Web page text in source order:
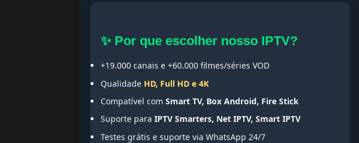
✨ Por que escolher nosso IPTV?
+19.000 canais e +60.000 filmes/séries VOD
Qualidade HD, Full HD e 4K
Compatível com Smart TV, Box Android, Fire Stick
Suporte para IPTV Smarters, Net IPTV, Smart IPTV
Testes grátis e suporte via WhatsApp 24/7